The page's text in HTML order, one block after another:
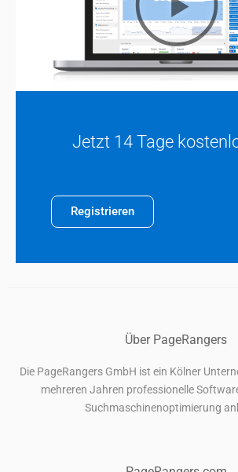
Jetzt 14 Tage
Registrieren
Über PageRangers
Die PageRangers GmbH ist ein Kölner
mehreren Jahren professionelle
Suchmaschinenoptimierung